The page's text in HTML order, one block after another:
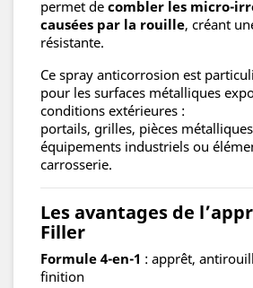
permet de combler les micro-
causées par la rouille, créant
résistante.
Ce spray anticorrosion est
pour les surfaces métalliques
conditions extérieures :
portails, grilles, pièces
équipements industriels ou
carrosserie.
Les avantages de
Filler
Formule 4-en-1 : apprêt,
finition